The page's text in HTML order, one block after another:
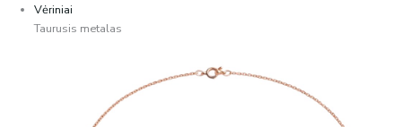
Vėriniai
Taurusis metalas